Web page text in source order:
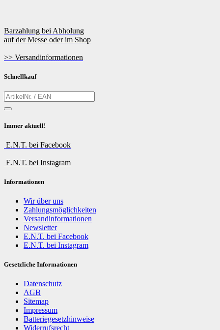
Barzahlung bei Abholung
auf der Messe oder im Shop
>> Versandinformationen
Schnellkauf
Immer aktuell!
E.N.T. bei Facebook
E.N.T. bei Instagram
Informationen
Wir über uns
Zahlungsmöglichkeiten
Versandinformationen
Newsletter
E.N.T. bei Facebook
E.N.T. bei Instagram
Gesetzliche Informationen
Datenschutz
AGB
Sitemap
Impressum
Batteriegesetzhinweise
Widerrufsrecht